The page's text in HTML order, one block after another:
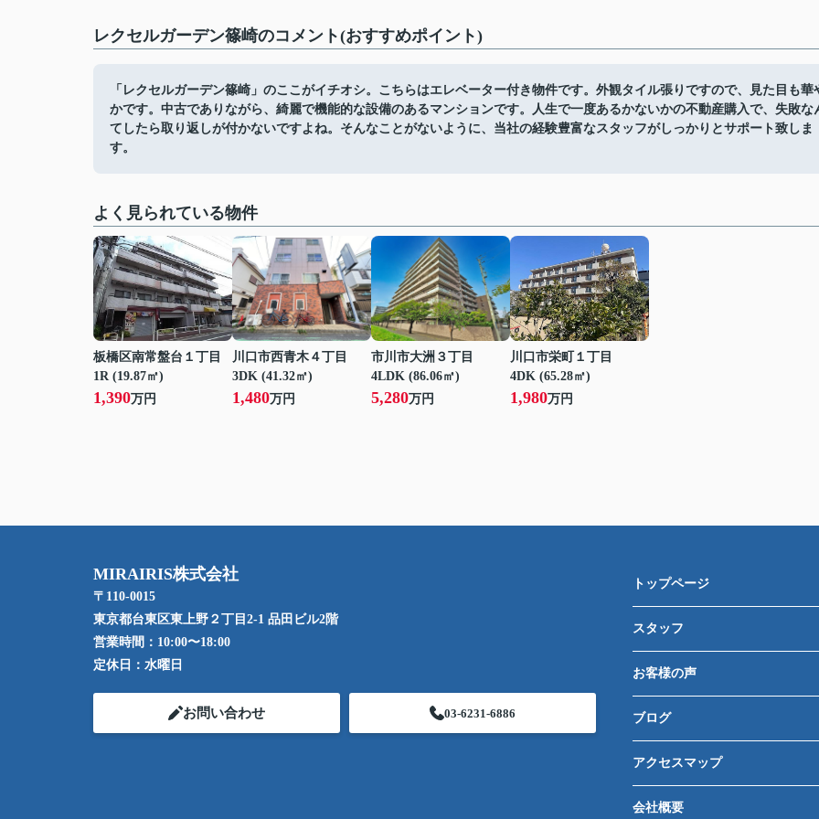
レクセルガーデン篠崎のコメント(おすすめポイント)
「レクセルガーデン篠崎」のここがイチオシ。こちらはエレベーター付き物件です。外観タイル張りですので、見た目も華
かです。中古でありながら、綺麗で機能的な設備のあるマンションです。人生で一度あるかないかの不動産購入で、失敗な
てしたら取り返しが付かないですよね。そんなことがないように、当社の経験豊富なスタッフがしっかりとサポート致しま
す。
よく見られている物件
板橋区南常盤台１丁目
1R (19.87㎡)
1,390万円
川口市西青木４丁目
3DK (41.32㎡)
1,480万円
市川市大洲３丁目
4LDK (86.06㎡)
5,280万円
川口市栄町１丁目
4DK (65.28㎡)
1,980万円
MIRAIRIS株式会社
〒110-0015
東京都台東区東上野２丁目2-1 品田ビル2階
営業時間： 10:00〜18:00
定休日： 水曜日
お問い合わせ 03-6231-6886
トップページ
スタッフ
お客様の声
ブログ
アクセスマップ
会社概要